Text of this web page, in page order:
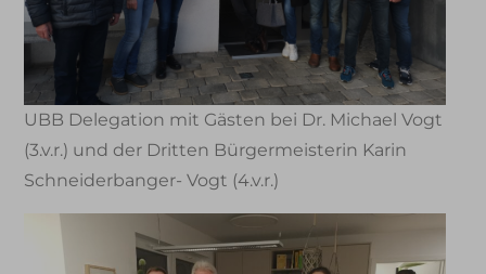
UBB Delegation mit Gästen bei Dr. Michael Vogt
(3.v.r.) und der Dritten Bürgermeisterin Karin
Schneiderbanger- Vogt (4.v.r.)